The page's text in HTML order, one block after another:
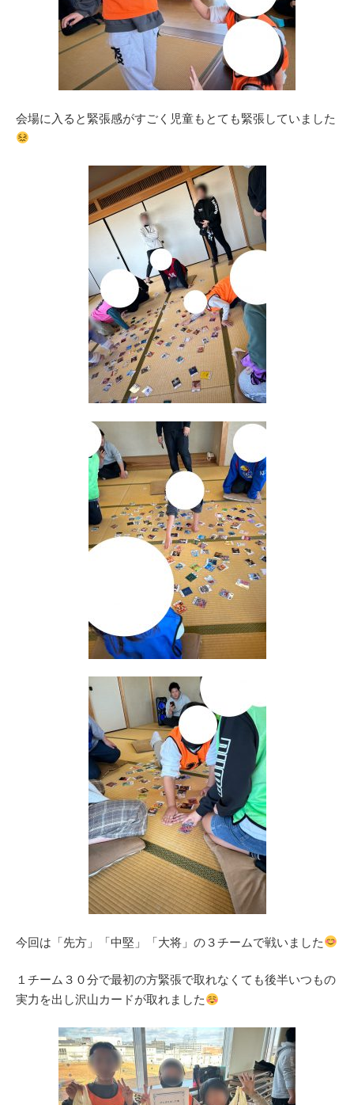
会場に入ると緊張感がすごく児童もとても緊張していました
今回は「先方」「中堅」「大将」の３チームで戦いました
１チーム３０分で最初の方緊張で取れなくても後半いつもの
実力を出し沢山カードが取れました